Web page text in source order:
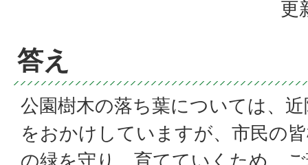
更
答え
公園樹木の落ち葉については、
をおかけしていますが、市民の